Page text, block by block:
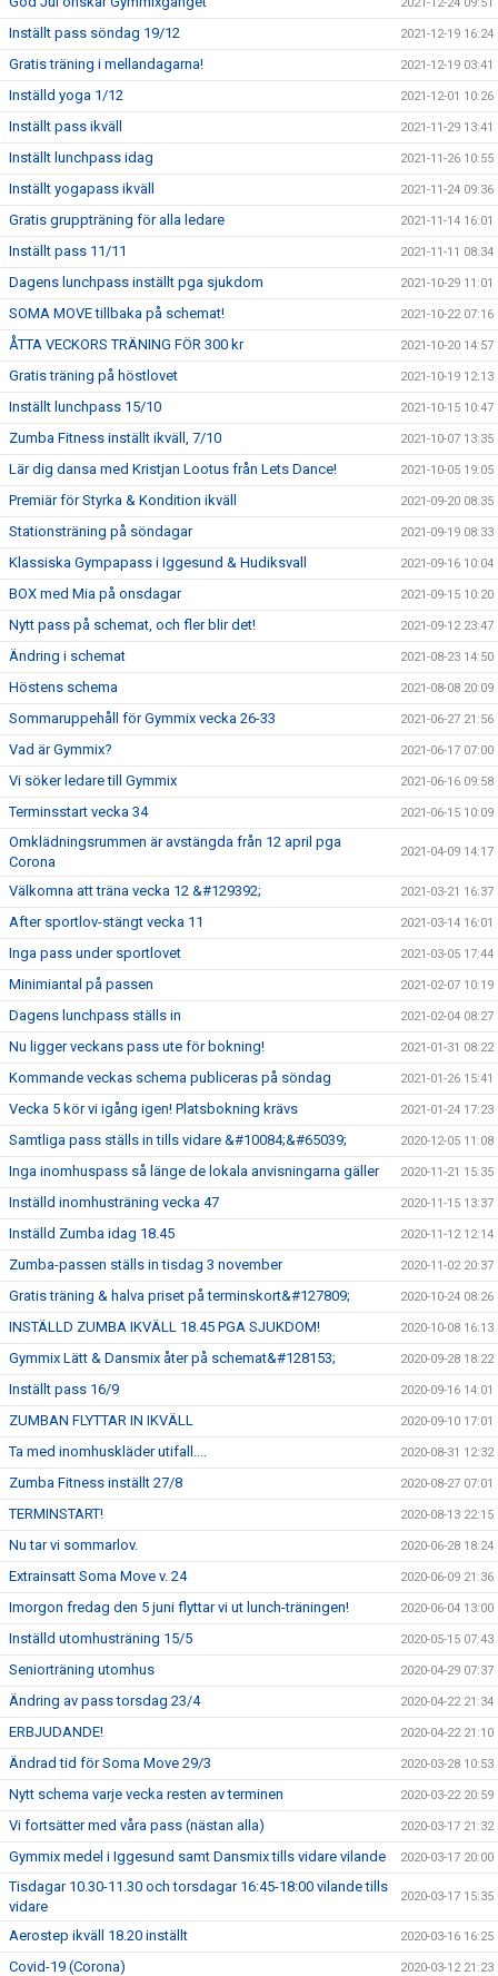
Inställt pass söndag 19/12 2021-12-19 16:24
Gratis träning i mellandagarna! 2021-12-19 03:41
Inställd yoga 1/12 2021-12-01 10:26
Inställt pass ikväll 2021-11-29 13:41
Inställt lunchpass idag 2021-11-26 10:55
Inställt yogapass ikväll 2021-11-24 09:36
Gratis gruppträning för alla ledare 2021-11-14 16:01
Inställt pass 11/11 2021-11-11 08:34
Dagens lunchpass inställt pga sjukdom 2021-10-29 11:01
SOMA MOVE tillbaka på schemat! 2021-10-22 07:16
ÅTTA VECKORS TRÄNING FÖR 300 kr 2021-10-20 14:57
Gratis träning på höstlovet 2021-10-19 12:13
Inställt lunchpass 15/10 2021-10-15 10:47
Zumba Fitness inställt ikväll, 7/10 2021-10-07 13:35
Lär dig dansa med Kristjan Lootus från Lets Dance! 2021-10-05 19:05
Premiär för Styrka & Kondition ikväll 2021-09-20 08:35
Stationsträning på söndagar 2021-09-19 08:33
Klassiska Gympapass i Iggesund & Hudiksvall 2021-09-16 10:04
BOX med Mia på onsdagar 2021-09-15 10:20
Nytt pass på schemat, och fler blir det! 2021-09-12 23:47
Ändring i schemat 2021-08-23 14:50
Höstens schema 2021-08-08 20:09
Sommaruppehåll för Gymmix vecka 26-33 2021-06-27 21:56
Vad är Gymmix? 2021-06-17 07:00
Vi söker ledare till Gymmix 2021-06-16 09:58
Terminsstart vecka 34 2021-06-15 10:09
Omklädningsrummen är avstängda från 12 april pga
Corona
2021-04-09 14:17
Välkomna att träna vecka 12 &#129392; 2021-03-21 16:37
After sportlov-stängt vecka 11 2021-03-14 16:01
Inga pass under sportlovet 2021-03-05 17:44
Minimiantal på passen 2021-02-07 10:19
Dagens lunchpass ställs in 2021-02-04 08:27
Nu ligger veckans pass ute för bokning! 2021-01-31 08:22
Kommande veckas schema publiceras på söndag 2021-01-26 15:41
Vecka 5 kör vi igång igen! Platsbokning krävs 2021-01-24 17:23
Samtliga pass ställs in tills vidare &#10084;&#65039; 2020-12-05 11:08
Inga inomhuspass så länge de lokala anvisningarna gäller 2020-11-21 15:35
Inställd inomhusträning vecka 47 2020-11-15 13:37
Inställd Zumba idag 18.45 2020-11-12 12:14
Zumba-passen ställs in tisdag 3 november 2020-11-02 20:37
Gratis träning & halva priset på terminskort&#127809; 2020-10-24 08:26
INSTÄLLD ZUMBA IKVÄLL 18.45 PGA SJUKDOM! 2020-10-08 16:13
Gymmix Lätt & Dansmix åter på schemat&#128153; 2020-09-28 18:22
Inställt pass 16/9 2020-09-16 14:01
ZUMBAN FLYTTAR IN IKVÄLL 2020-09-10 17:01
Ta med inomhuskläder utifall.... 2020-08-31 12:32
Zumba Fitness inställt 27/8 2020-08-27 07:01
TERMINSTART! 2020-08-13 22:15
Nu tar vi sommarlov. 2020-06-28 18:24
Extrainsatt Soma Move v. 24 2020-06-09 21:36
Imorgon fredag den 5 juni flyttar vi ut lunch-träningen! 2020-06-04 13:00
Inställd utomhusträning 15/5 2020-05-15 07:43
Seniorträning utomhus 2020-04-29 07:37
Ändring av pass torsdag 23/4 2020-04-22 21:34
ERBJUDANDE! 2020-04-22 21:10
Ändrad tid för Soma Move 29/3 2020-03-28 10:53
Nytt schema varje vecka resten av terminen 2020-03-22 20:59
Vi fortsätter med våra pass (nästan alla) 2020-03-17 21:32
Gymmix medel i Iggesund samt Dansmix tills vidare vilande 2020-03-17 20:00
Tisdagar 10.30-11.30 och torsdagar 16:45-18:00 vilande tills
vidare
2020-03-17 15:35
Aerostep ikväll 18.20 inställt 2020-03-16 16:25
Covid-19 (Corona) 2020-03-12 21:23